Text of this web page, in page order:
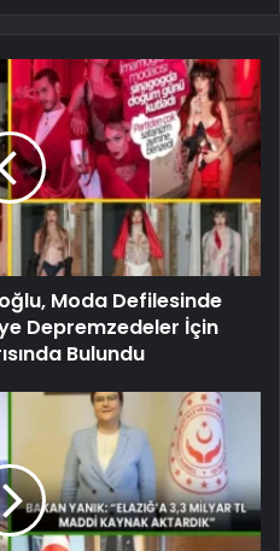
Moda Defilesinde
Depremzedeler İçin
Bulundu